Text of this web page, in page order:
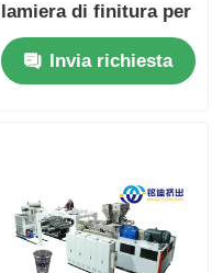
lamiera di finitura per
animali domestici PP
PS EVA Linea di
produzione di lamiere
Invia richiesta